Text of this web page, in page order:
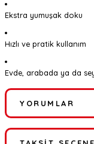
Ekstra yumuşak doku
Hızlı ve pratik kullanım
Evde, arabada ya da
YORUMLAR